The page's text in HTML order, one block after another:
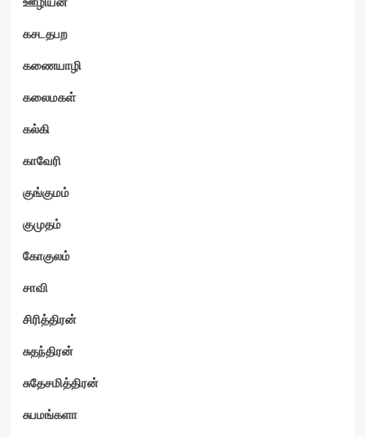
கசடதபற
கணையாழி
கலைமகள்
கல்கி
காவேரி
குங்குமம்
குமுதம்
கோகுலம்
சாவி
சிரித்திரன்
சுதந்திரன்
சுதேசமித்திரன்
சுபமங்களா